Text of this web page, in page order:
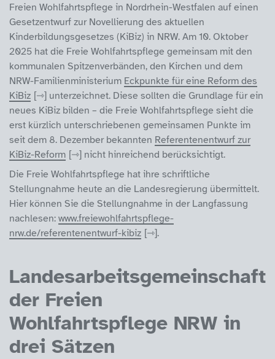
Freien Wohlfahrtspflege in Nordrhein-Westfalen auf einen
Gesetzentwurf zur Novellierung des aktuellen
Kinderbildungsgesetzes (KiBiz) in NRW. Am 10. Oktober
2025 hat die Freie Wohlfahrtspflege gemeinsam mit den
kommunalen Spitzenverbänden, den Kirchen und dem
NRW-Familienministerium Eckpunkte für eine Reform des
KiBiz
unterzeichnet. Diese sollten die Grundlage für ein
neues KiBiz bilden – die Freie Wohlfahrtspflege sieht die
erst kürzlich unterschriebenen gemeinsamen Punkte im
seit dem 8. Dezember bekannten Referentenentwurf zur
KiBiz-Reform
nicht hinreichend berücksichtigt.
Die Freie Wohlfahrtspflege hat ihre schriftliche
Stellungnahme heute an die Landesregierung übermittelt.
Hier können Sie die Stellungnahme in der Langfassung
nachlesen: www.freiewohlfahrtspflege-
nrw.de/referentenentwurf-kibiz
.
Landesarbeitsgemeinschaft
der Freien
Wohlfahrtspflege NRW in
drei Sätzen